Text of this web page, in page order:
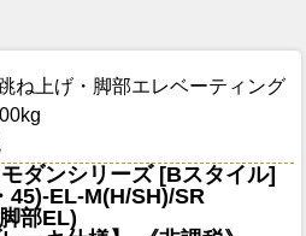
ね上げ・脚部エレベーティング
ダンシリーズ [Bスタイル]
45)-EL-M(H/SH)/SR
部EL)